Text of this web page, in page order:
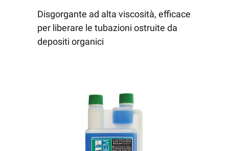
Disgorgante ad alta viscosità, efficace
per liberare le tubazioni ostruite da
depositi organici